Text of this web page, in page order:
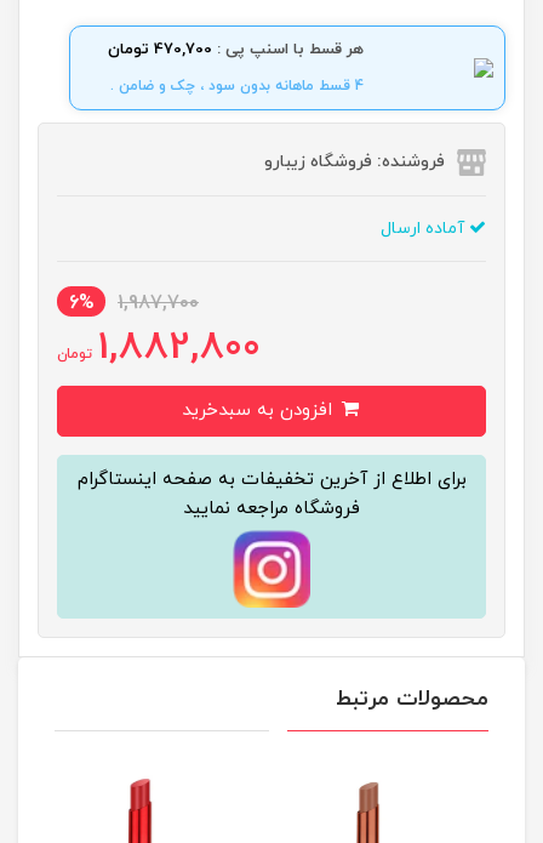
هر قسط با اسنپ پی : 470,700 تومان
4 قسط ماهانه بدون سود ، چک و ضامن .
فروشنده: فروشگاه زیبارو
آماده ارسال
1,987,700
6%
1,882,800 تومان
برای اطلاع از آخرین تخفیفات به صفحه اینستاگرام
فروشگاه مراجعه نمایید
محصولات مرتبط